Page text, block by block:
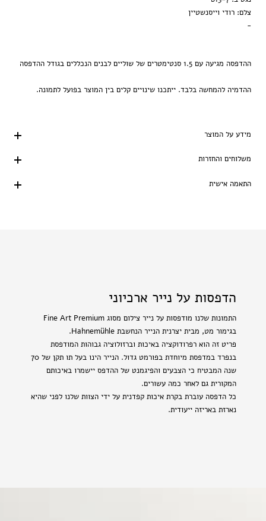
צלם: רודי וייסנשטיין
-
ההדפסה מגיעה עם 1.5 סנטימטרים של שוליים לבנים הנכללים בגודל ההדפסה
ההדמיה להמחשה בלבד. ייתכנו שינויים קלים בין המוצר בפועל לתמונה.
מידע על המוצר
משלוחים והחזרות
התאמה אישית
הדפסות על נייר ארכיוני
התמונות שלנו מודפסות על נייר צילום מסוג Fine Art Premium
בגימור מט, מבית יצרנית הנייר הנחשבת Hahnemühle.
פריט זה הוא רפרודוקציה באיכות וברזולוציה גבוהות המודפסת
בנפרד במדפסת מיוחדת בפורמט גדול. הנייר הינו בעל תו תקן של 70
שנה המבטיח כי הצבעים והפיגמנט של ההדפס יישמרו באיכותם
המקורית גם לאחר כמה עשורים.
כל הדפסה עוברת בקרת איכות קפדנית על ידי הצוות שלנו לפני שהיא
נארזת באריזה ייעודית.